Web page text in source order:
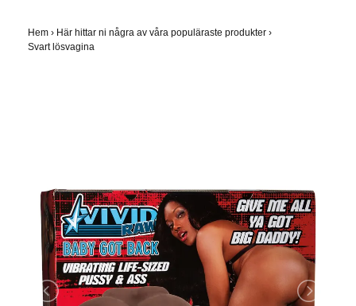
Hem › Här hittar ni några av våra populäraste produkter ›
Svart lösvagina